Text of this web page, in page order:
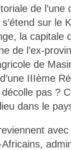
de l’une
sur le
la capitale
de l’ex-
de
IIIème
pas ?
dans le